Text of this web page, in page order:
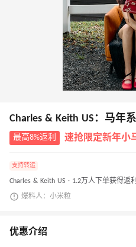
Charles & Keith US：马年
最高8%返利 速抢限定新年小
支持转运
Charles & Keith US · 1.2万人下单获得返利
爆料人：小米粒
优惠介绍